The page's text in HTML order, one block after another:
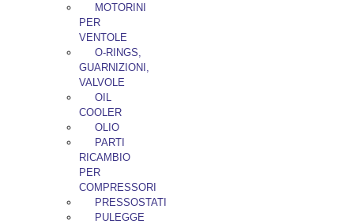
MOTORINI
PER
VENTOLE
O-RINGS,
GUARNIZIONI,
VALVOLE
OIL
COOLER
OLIO
PARTI
RICAMBIO
PER
COMPRESSORI
PRESSOSTATI
PULEGGE